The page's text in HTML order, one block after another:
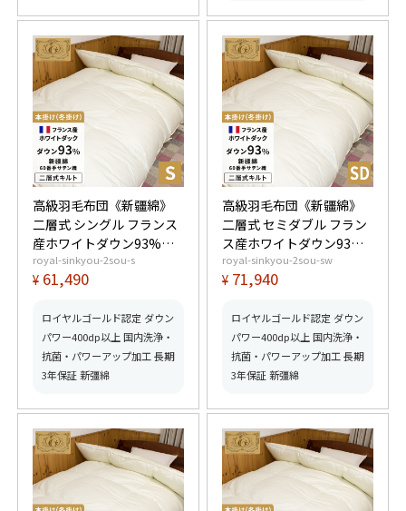
高級羽毛布団《新疆綿》
二層式 シングル フランス
産ホワイトダウン93%
(400dp以上) 羽毛量1.4kg
【5つ星ロイヤルゴールド
ーク取得】
royal-sinkyou-2sou-s
¥ 61,490
ロイヤルゴールド認定 ダウン
パワー400dp以上 国内洗浄・
抗菌・パワーアップ加工 長期
3年保証 新彊綿
高級羽毛布団《新疆綿》
二層式 セミダブル フラン
ス産ホワイトダウン93%
(400dp以上) 羽毛量1.6kg
【5つ星ロイヤルゴールド
ーク取得】
royal-sinkyou-2sou-sw
¥ 71,940
ロイヤルゴールド認定 ダウン
パワー400dp以上 国内洗浄・
抗菌・パワーアップ加工 長期
3年保証 新彊綿